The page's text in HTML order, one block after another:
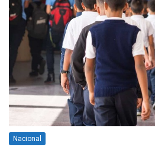
Nacional